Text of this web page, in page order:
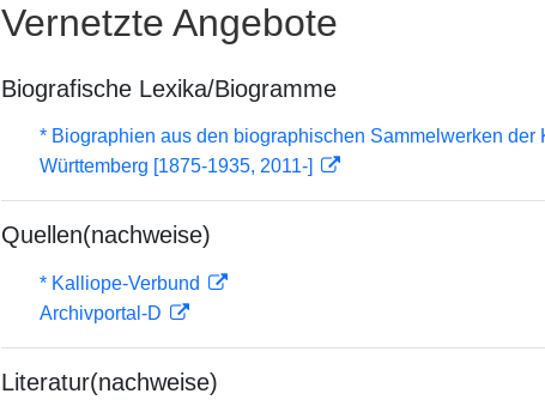
Vernetzte Angebote
Biografische Lexika/Biogramme
* Biographien aus den biographischen Sammelwerken
Württemberg [1875-1935, 2011-]
Quellen(nachweise)
* Kalliope-Verbund
Archivportal-D
Literatur(nachweise)